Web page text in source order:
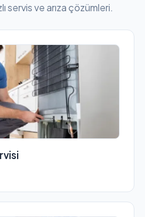
servis ve arıza çözümleri.